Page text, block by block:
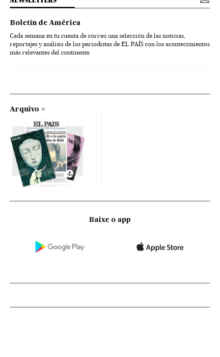
Boletín de América
Cada semana en tu cuenta de correo una selección de las noticias,
reportajes y análisis de los periodistas de EL PAÍS con los acontecimientos
más relevantes del continente.
Arquivo
Baixe o app